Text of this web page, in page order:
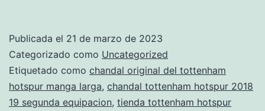
Publicada el 21 de marzo de 2023
Categorizado como Uncategorized
Etiquetado como chandal original del tottenham
hotspur manga larga, chandal tottenham hotspur 2018
19 segunda equipacion, tienda tottenham hotspur